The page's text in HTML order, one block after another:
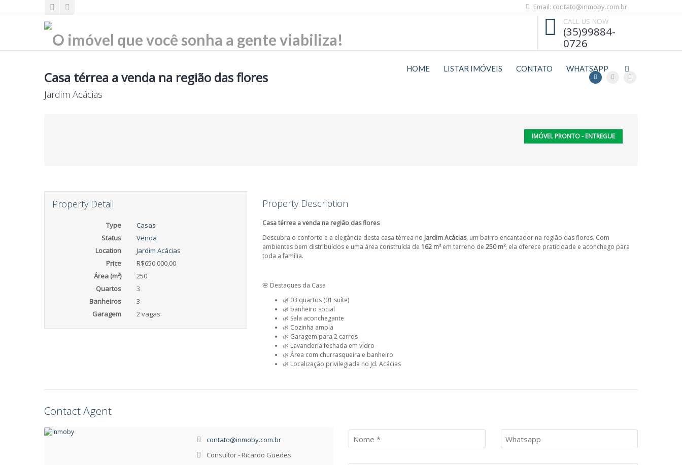
Email: contato@inmoby.com.br
CALL US NOW
(35)99884-
0726
HOME LISTAR IMÓVEIS CONTATO WHATSAPP
Casa térrea a venda na região das flores
Jardim Acácias
IMÓVEL PRONTO - ENTREGUE
Property Detail
Type
Casas
Status
Venda
Location
Jardim Acácias
Price
R$650.000,00
Área (m²)
250
Quartos
3
Banheiros
3
Garagem
2 vagas
Property Description
Casa térrea a venda na região das flores
Descubra o conforto e a elegância desta casa térrea no Jardim Acácias, um bairro encantador na região das flores. Com
ambientes bem distribuídos e uma área construída de 162 m²em terreno de 250 m², ela oferece praticidade e aconchego para
toda a família.
🌸 Destaques da Casa
🌿 03 quartos (01 suíte)
🌿 banheiro social
🌿 Sala aconchegante
🌿 Cozinha ampla
🌿 Garagem para 2 carros
🌿 Lavanderia fechada em vidro
🌿 Área com churrasqueira e banheiro
🌿 Localização privilegiada no Jd. Acácias
Contact Agent
contato@inmoby.com.br
Consultor - Ricardo Guedes